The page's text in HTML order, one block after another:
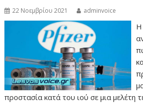
22 Νοεμβρίου 2021 adminvoice
Η
προστασία κατά του ιού σε μια μελέτη